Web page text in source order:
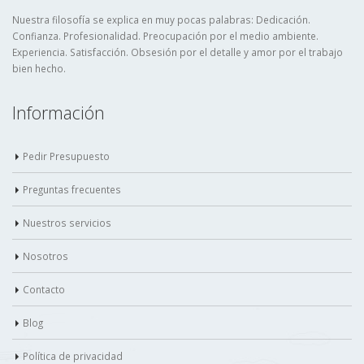
Nuestra filosofía se explica en muy pocas palabras: Dedicación.
Confianza. Profesionalidad. Preocupación por el medio ambiente.
Experiencia. Satisfacción. Obsesión por el detalle y amor por el trabajo
bien hecho.
Información
Pedir Presupuesto
Preguntas frecuentes
Nuestros servicios
Nosotros
Contacto
Blog
Política de privacidad